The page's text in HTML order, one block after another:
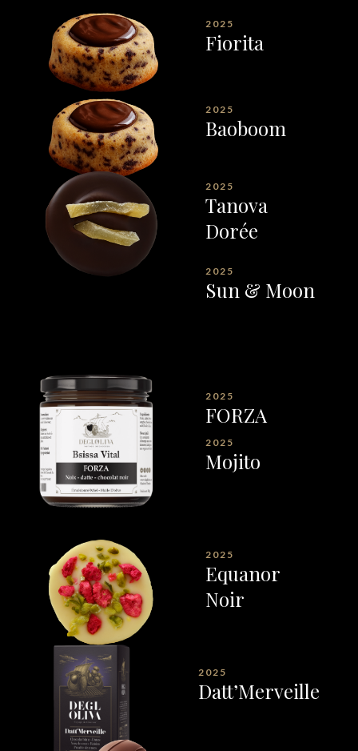
2025
Fiorita
2025
Baoboom
2025
Tanova
Dorée
2025
Sun & Moon
2025
FORZA
2025
Mojito
2025
Equanor
Noir
2025
Datt’Merveille